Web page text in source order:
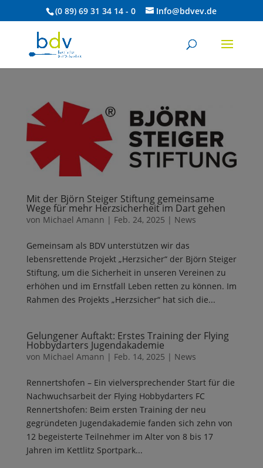
(0 89) 69 31 34 14 - 0 Info@bdvev.de
Mit der Björn Steiger Stiftung gemeinsame
Wege für mehr Herzsicherheit im Dart gehen
von Michael Amann | Feb. 24, 2025 | News
Gemeinsam als BDV unterstützen wir das
lebensrettende Projekt „Herzsicher“ der Björn Steiger
Stiftung, um die Sicherheit in unseren Vereinen zu
erhöhen und im Ernstfall Leben retten zu können. Im
Rahmen des Projekts „Herzsicher“ hat sich die...
Gelungener Auftakt: Erstes Training der Flying
Hobbydarters Jugendakademie
von Michael Amann | Feb. 14, 2025 | News
Rennertshofen – Ein vielversprechender Start für die
Nachwuchsarbeit der Flying Hobbydarters FC
Rennertshofen: Beim ersten Training der neu
gegründeten Jugendakademie fanden sich zehn von
12 begeisterte Teilnehmer im Alter von 8 bis 17
Jahren im Kettlitz Sportpark...